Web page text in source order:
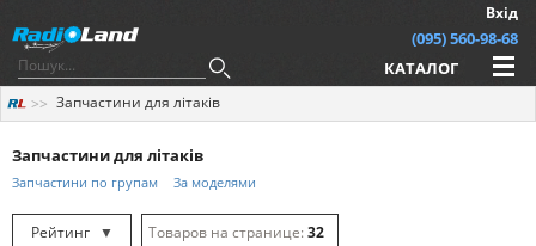
Вхід
(095) 560-98-68
КАТАЛОГ
Запчастини для літаків
Запчастини для літаків
Запчастини по групам За моделями
Рейтинг
▼
32